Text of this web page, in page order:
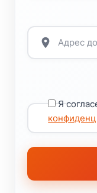
Я